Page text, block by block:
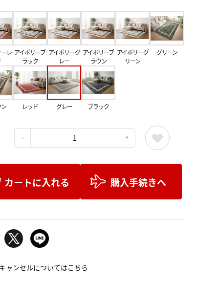
レ アイボリーブ
ラック
アイボリーグ
レー
アイボリーブ
ラウン
アイボリーグ
リーン
グリーン
レッド グレー ブラック
カートに入れる 購入手続きへ
ャンセルについてはこちら